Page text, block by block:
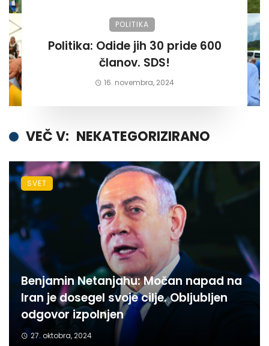
POLITIKA
Politika: Odide jih 30 pride 600
članov. SDS!
16. novembra, 2024
VEČ V: NEKATEGORIZIRANO
Benjamin Netanjahu: Močan napad na
Iran je dosegel svoje cilje. Obljubljen
odgovor izpolnjen
27. oktobra, 2024
SVET